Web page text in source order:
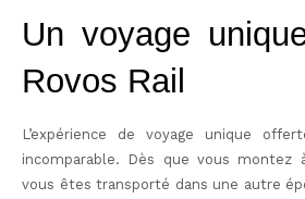
Un voyage
Rovos Rail
L’expérience de voyage unique
incomparable. Dès que vous montez
vous êtes transporté dans une autre